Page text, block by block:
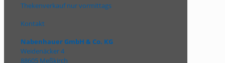
Thekenverkauf nur vormittags
Kontakt
Nabenhauer GmbH & Co. KG
Weidenäcker 4
88605 Meßkirch